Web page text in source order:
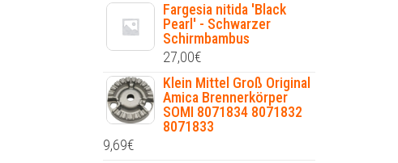
Fargesia nitida 'Black
Pearl' - Schwarzer
Schirmbambus
27,00€
Klein Mittel Groß Original
Amica Brennerkörper
SOMI 8071834 8071832
8071833
9,69€